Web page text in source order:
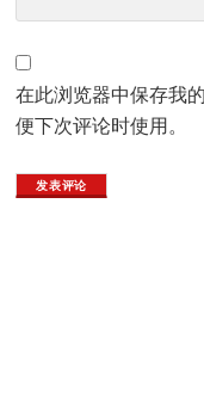
在此浏览器中保存我
便下次评论时使用。